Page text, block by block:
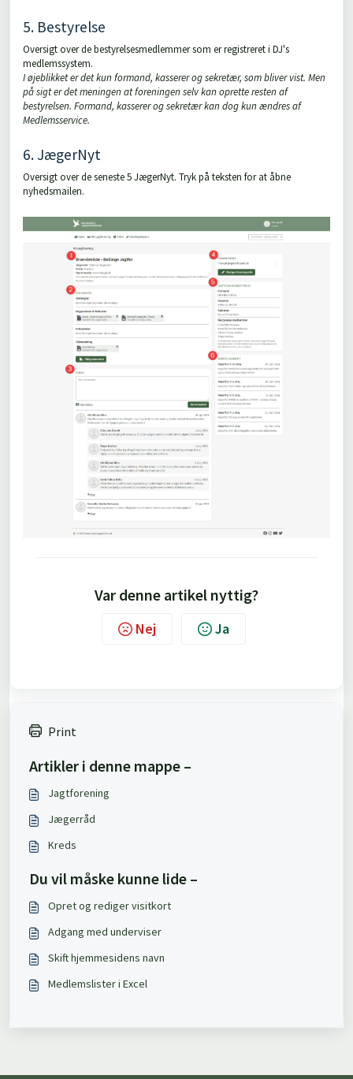
5. Bestyrelse
Oversigt over de bestyrelsesmedlemmer som er registreret i DJ's
medlemssystem.
I øjeblikket er det kun formand, kasserer og sekretær, som bliver vist. Men
på sigt er det meningen at foreningen selv kan oprette resten af
bestyrelsen. Formand, kasserer og sekretær kan dog kun ændres af
Medlemsservice.
6. JægerNyt
Oversigt over de seneste 5 JægerNyt. Tryk på teksten for at åbne
nyhedsmailen.
Var denne artikel nyttig?
Nej Ja
Print
Artikler i denne mappe –
Jagtforening
Jægerråd
Kreds
Du vil måske kunne lide –
Opret og rediger visitkort
Adgang med underviser
Skift hjemmesidens navn
Medlemslister i Excel